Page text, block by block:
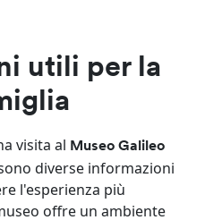
utili per la
visita al Museo Galileo
diverse informazioni
l'esperienza più
offre un ambiente